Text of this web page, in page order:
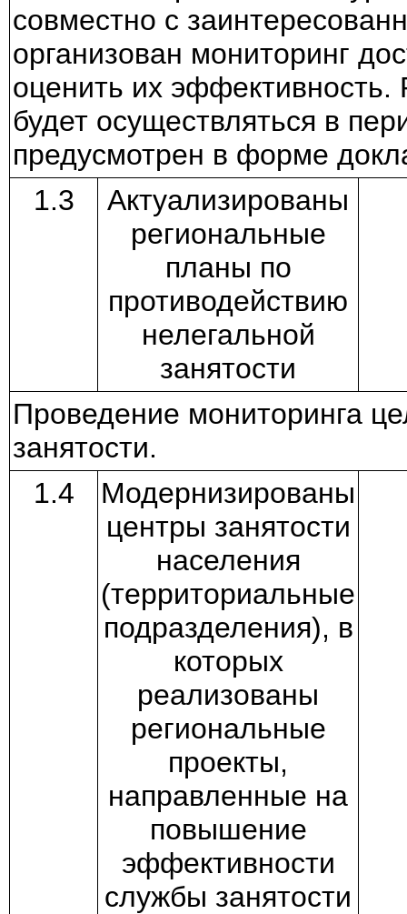
совместно с
организован мониторинг
оценить их эффективность.
будет осуществляться в
предусмотрен в форме
1.3
Актуализированы
региональные
планы по
противодействию
нелегальной
занятости
Проведение мониторинга
занятости.
1.4
Модернизированы
центры занятости
населения
(территориальные
подразделения), в
которых
реализованы
региональные
проекты,
направленные на
повышение
эффективности
службы занятости